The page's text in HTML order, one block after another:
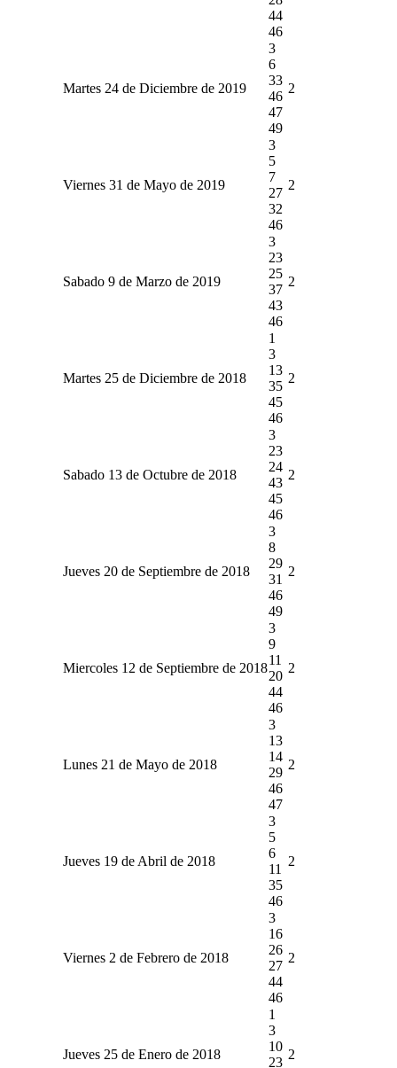
44
46
Martes 24 de Diciembre de 2019
3
6
33
46
47
49
2
Viernes 31 de Mayo de 2019
3
5
7
27
32
46
2
Sabado 9 de Marzo de 2019
3
23
25
37
43
46
2
Martes 25 de Diciembre de 2018
1
3
13
35
45
46
2
Sabado 13 de Octubre de 2018
3
23
24
43
45
46
2
Jueves 20 de Septiembre de 2018
3
8
29
31
46
49
2
Miercoles 12 de Septiembre de 2018
3
9
11
20
44
46
2
Lunes 21 de Mayo de 2018
3
13
14
29
46
47
2
Jueves 19 de Abril de 2018
3
5
6
11
35
46
2
Viernes 2 de Febrero de 2018
3
16
26
27
44
46
2
Jueves 25 de Enero de 2018
1
3
10
23
2